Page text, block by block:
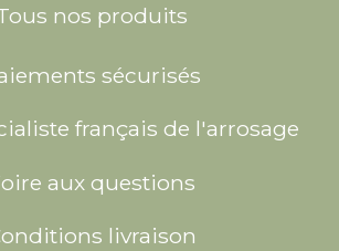
nos produits
sécurisés
français de l'arrosage
aux questions
livraison